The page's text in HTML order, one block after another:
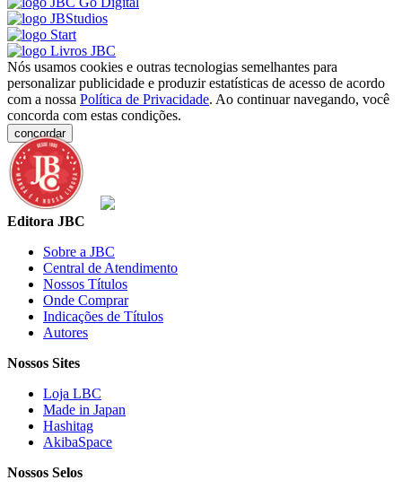
Nós usamos cookies e outras tecnologias semelhantes para
personalizar publicidade e produzir estatísticas de acesso de acordo
com a nossa Política de Privacidade. Ao continuar navegando, você
concorda com estas condições.
concordar
Editora JBC
Sobre a JBC
Central de Atendimento
Nossos Títulos
Onde Comprar
Indicações de Títulos
Autores
Nossos Sites
Loja LBC
Made in Japan
Hashitag
AkibaSpace
Nossos Selos